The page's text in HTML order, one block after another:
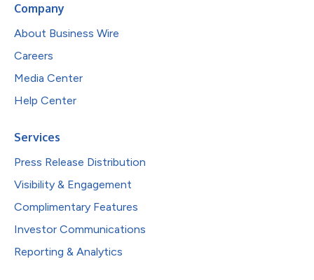
Company
About Business Wire
Careers
Media Center
Help Center
Services
Press Release Distribution
Visibility & Engagement
Complimentary Features
Investor Communications
Reporting & Analytics